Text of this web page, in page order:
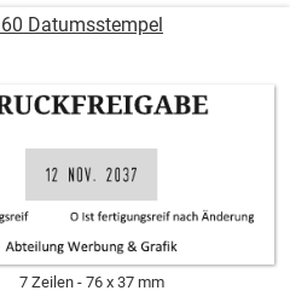
60 Datumsstempel
7 Zeilen 76 x 37 mm